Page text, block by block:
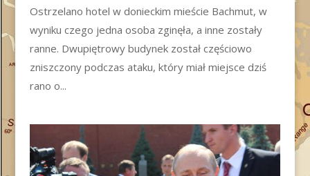
Ostrzelano hotel w donieckim mieście Bachmut, w
wyniku czego jedna osoba zginęła, a inne zostały
ranne. Dwupiętrowy budynek został częściowo
zniszczony podczas ataku, który miał miejsce dziś
rano o...